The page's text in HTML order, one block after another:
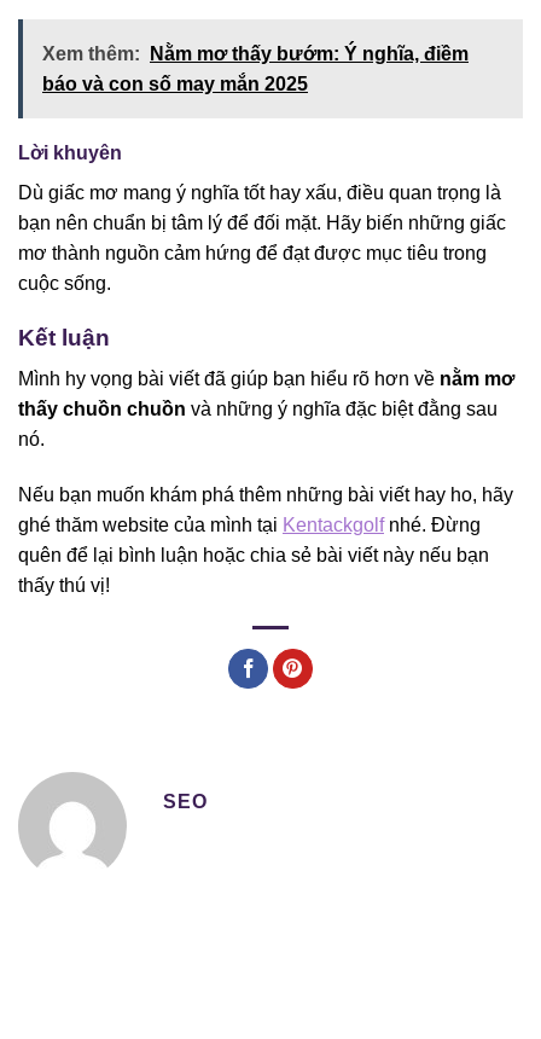
Xem thêm:
Nằm mơ thấy bướm: Ý nghĩa, điềm
báo và con số may mắn 2025
Lời khuyên
Dù giấc mơ mang ý nghĩa tốt hay xấu, điều quan trọng là
bạn nên chuẩn bị tâm lý để đối mặt. Hãy biến những giấc
mơ thành nguồn cảm hứng để đạt được mục tiêu trong
cuộc sống.
Kết luận
Mình hy vọng bài viết đã giúp bạn hiểu rõ hơn về nằm mơ
thấy chuồn chuồn và những ý nghĩa đặc biệt đằng sau
nó.
Nếu bạn muốn khám phá thêm những bài viết hay ho, hãy
ghé thăm website của mình tại Kentackgolfnhé. Đừng
quên để lại bình luận hoặc chia sẻ bài viết này nếu bạn
thấy thú vị!
SEO